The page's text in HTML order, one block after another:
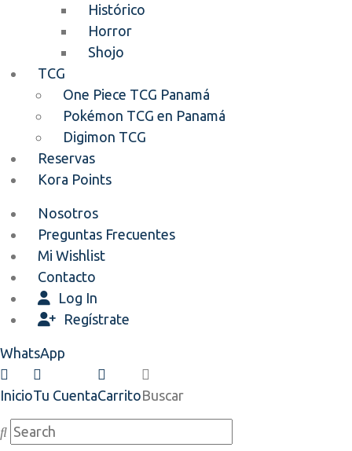
Histórico
Horror
Shojo
TCG
One Piece TCG Panamá
Pokémon TCG en Panamá
Digimon TCG
Reservas
Kora Points
Nosotros
Preguntas Frecuentes
Mi Wishlist
Contacto
Log In
Regístrate
WhatsApp
InicioTu CuentaCarritoBuscar